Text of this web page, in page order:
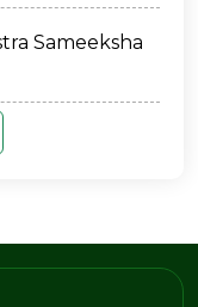
Sameeksha